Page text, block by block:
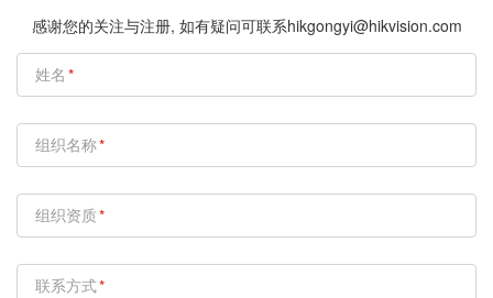
感谢您的关注与注册, 如有疑问可联系hikgongyi@hikvision.com
姓名
组织名称
组织资质
联系方式